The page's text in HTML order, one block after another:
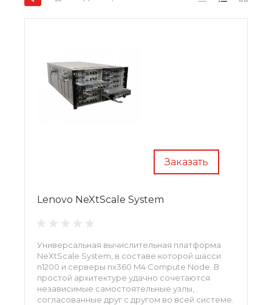
Заказать
Lenovo NeXtScale System
Универсальная вычислительная платформа
NeXtScale System, в составе которой шасси
n1200 и серверы nx360 M4 Compute Node. В
простой архитектуре удачно сочетаются
независимые самостоятельные узлы,
согласованные друг с другом во всей системе.